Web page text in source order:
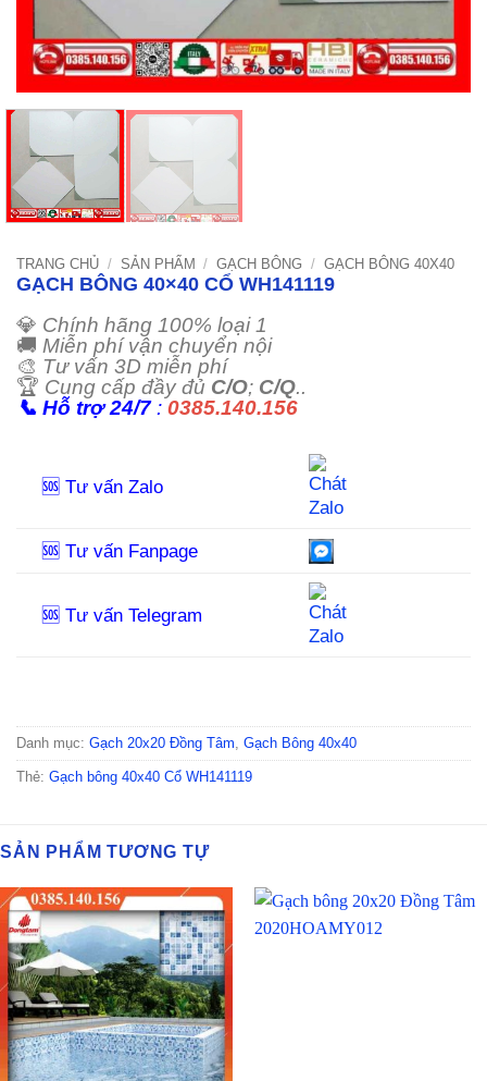
TRANG CHỦ / SẢN PHẨM / GẠCH BÔNG / GẠCH BÔNG 40X40
GẠCH BÔNG 40×40 CỔ WH141119
💎 Chính hãng 100% loại 1
🚚 Miễn phí vận chuyển nội
🎨 Tư vấn 3D miễn phí
🏆 Cung cấp đầy đủ C/O; C/Q..
📞 Hỗ trợ 24/7: 0385.140.156
🆘 Tư vấn Zalo
🆘 Tư vấn Fanpage
🆘 Tư vấn Telegram
Danh mục: Gạch 20x20 Đồng Tâm, Gạch Bông 40x40
Thẻ: Gạch bông 40x40 Cổ WH141119
SẢN PHẨM TƯƠNG TỰ